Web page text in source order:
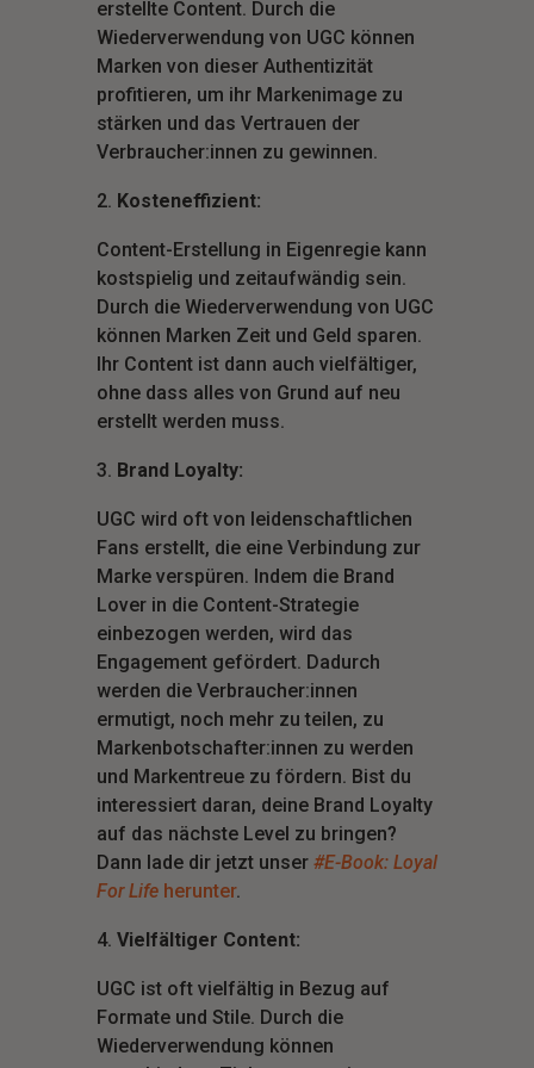
erstellte Content. Durch die
Wiederverwendung von UGC können
Marken von dieser Authentizität
profitieren, um ihr Markenimage zu
stärken und das Vertrauen der
Verbraucher:innen zu gewinnen.
Kosteneffizient:
Content-Erstellung in Eigenregie kann
kostspielig und zeitaufwändig sein.
Durch die Wiederverwendung von UGC
können Marken Zeit und Geld sparen.
Ihr Content ist dann auch vielfältiger,
ohne dass alles von Grund auf neu
erstellt werden muss.
Brand Loyalty:
UGC wird oft von leidenschaftlichen
Fans erstellt, die eine Verbindung zur
Marke verspüren. Indem die Brand
Lover in die Content-Strategie
einbezogen werden, wird das
Engagement gefördert. Dadurch
werden die Verbraucher:innen
ermutigt, noch mehr zu teilen, zu
Markenbotschafter:innen zu werden
und Markentreue zu fördern. Bist du
interessiert daran, deine Brand Loyalty
auf das nächste Level zu bringen?
Dann lade dir jetzt unser #E-Book: Loyal
For Lifeherunter.
Vielfältiger Content:
UGC ist oft vielfältig in Bezug auf
Formate und Stile. Durch die
Wiederverwendung können